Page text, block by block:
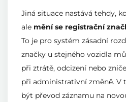
Jiná situace nastává tehdy,
ale mění se registrační
To je pro systém zásadní
značky u stejného vozidla
při ztrátě, odcizení nebo
při administrativní změně. V
být převod záznamu na